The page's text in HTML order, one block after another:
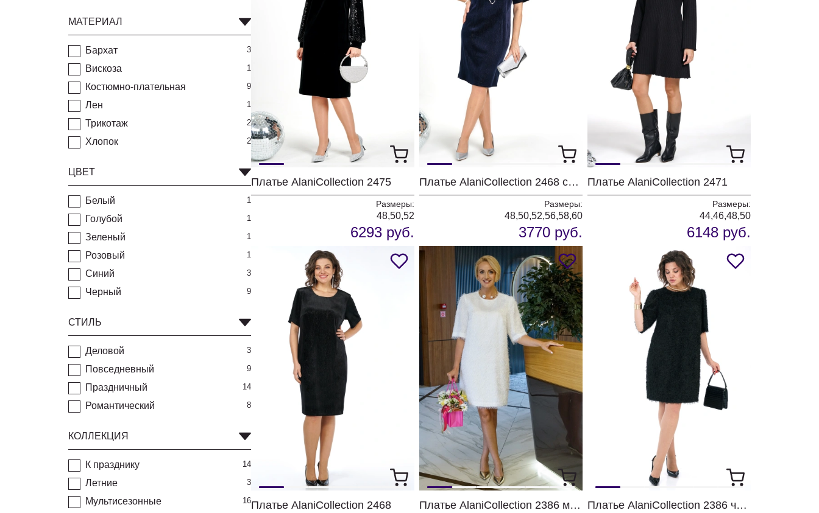
МАТЕРИАЛ
Бархат 3
Вискоза 1
Костюмно-плательная 9
Лен 1
Трикотаж 2
Хлопок 2
ЦВЕТ
Белый 1
Голубой 1
Зеленый 1
Розовый 1
Синий 3
Черный 9
СТИЛЬ
Деловой 3
Повседневный 9
Праздничный 14
Романтический 8
КОЛЛЕКЦИЯ
К празднику 14
Летние 3
Мультисезонные 16
Платье AlaniCollection 2475
Размеры:
48,50,52
6293 руб.
Платье AlaniCollection 2468 синий
Размеры:
48,50,52,56,58,60
3770 руб.
Платье AlaniCollection 2471
Размеры:
44,46,48,50
6148 руб.
Платье AlaniCollection 2468 Платье AlaniCollection 2386 молоко Платье AlaniCollection 2386 черный